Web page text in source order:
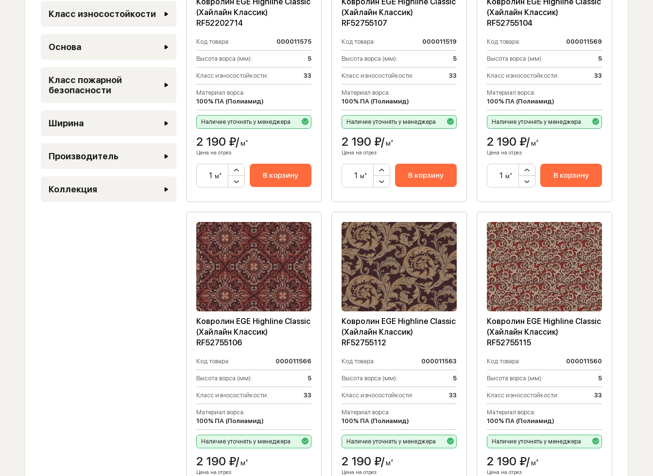
Класс износостойкости
Основа
Класс пожарной
безопасности
Ширина
Производитель
Коллекция
Ковролин EGE Highline Classic
(Хайлайн Классик)
RF52202714
Код товара: 000011575
Высота ворса (мм): 5
Класс износостойкости: 33
Материал ворса:
100% ПА (Полиамид)
Наличие уточнять у менеджера
2 190 ₽/м²
Цена на отрез:
м² В корзину
Ковролин EGE Highline Classic
(Хайлайн Классик)
RF52755107
Код товара: 000011519
Высота ворса (мм): 5
Класс износостойкости: 33
Материал ворса:
100% ПА (Полиамид)
Наличие уточнять у менеджера
2 190 ₽/м²
Цена на отрез:
м² В корзину
Ковролин EGE Highline Classic
(Хайлайн Классик)
RF52755104
Код товара: 000011569
Высота ворса (мм): 5
Класс износостойкости: 33
Материал ворса:
100% ПА (Полиамид)
Наличие уточнять у менеджера
2 190 ₽/м²
Цена на отрез:
м² В корзину
Ковролин EGE Highline Classic
(Хайлайн Классик)
RF52755106
Код товара: 000011566
Высота ворса (мм): 5
Класс износостойкости: 33
Материал ворса:
100% ПА (Полиамид)
Наличие уточнять у менеджера
2 190 ₽/м²
Цена на отрез:
Ковролин EGE Highline Classic
(Хайлайн Классик)
RF52755112
Код товара: 000011563
Высота ворса (мм): 5
Класс износостойкости: 33
Материал ворса:
100% ПА (Полиамид)
Наличие уточнять у менеджера
2 190 ₽/м²
Цена на отрез:
Ковролин EGE Highline Classic
(Хайлайн Классик)
RF52755115
Код товара: 000011560
Высота ворса (мм): 5
Класс износостойкости: 33
Материал ворса:
100% ПА (Полиамид)
Наличие уточнять у менеджера
2 190 ₽/м²
Цена на отрез: